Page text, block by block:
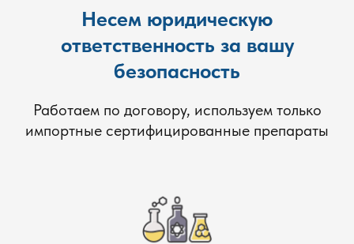
Несем юридическую
ответственность за вашу
безопасность
Работаем по договору, используем только
импортные сертифицированные препараты